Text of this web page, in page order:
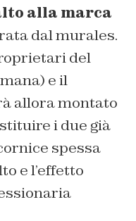
alla marca
dal murales.
del
e il
allora montato
i due già
spessa
e l’effetto